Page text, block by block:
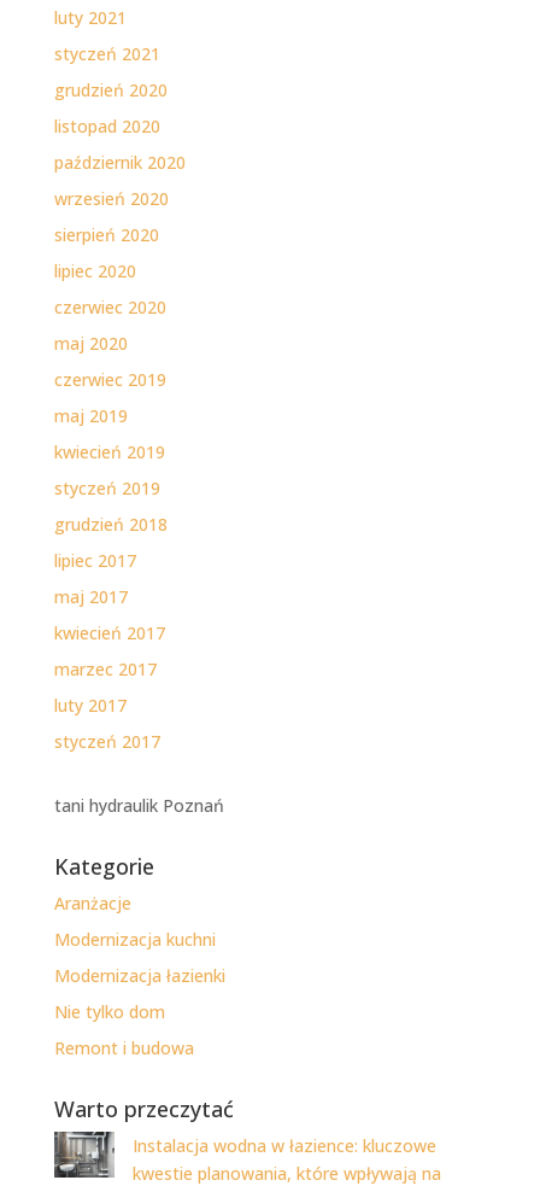
luty 2021
styczeń 2021
grudzień 2020
listopad 2020
październik 2020
wrzesień 2020
sierpień 2020
lipiec 2020
czerwiec 2020
maj 2020
czerwiec 2019
maj 2019
kwiecień 2019
styczeń 2019
grudzień 2018
lipiec 2017
maj 2017
kwiecień 2017
marzec 2017
luty 2017
styczeń 2017
tani hydraulik Poznań
Kategorie
Aranżacje
Modernizacja kuchni
Modernizacja łazienki
Nie tylko dom
Remont i budowa
Warto przeczytać
Instalacja wodna w łazience: kluczowe
kwestie planowania, które wpływają na